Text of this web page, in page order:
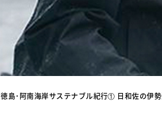
徳島･阿南海岸サステナブル紀行① 日和佐の伊